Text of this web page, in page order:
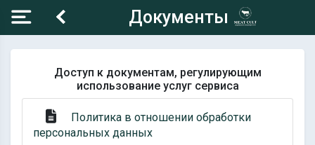
Документы
Доступ к документам, регулирующим
использование услуг сервиса
Политика в отношении обработки
персональных данных